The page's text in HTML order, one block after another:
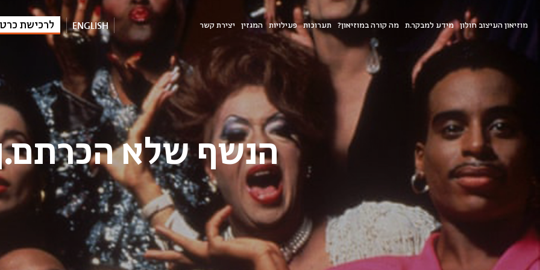
מוזיאון העיצוב חולון מידע למבקר.ת מה קורה במוזיאון? תערוכות פעילויות המגזין יצירת קשר ENGLISH לרכישת
הנשף שלא